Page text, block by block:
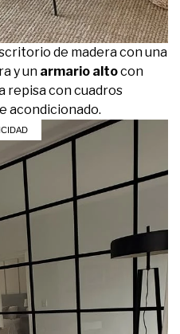
de madera con una
y un armario altocon
repisa con cuadros
acondicionado.